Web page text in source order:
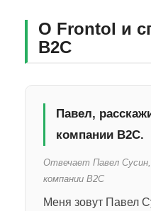
О Frontol и
B2C
Павел,
компании B2C.
Отвечает Павел
компании B2C
Меня зовут Павел